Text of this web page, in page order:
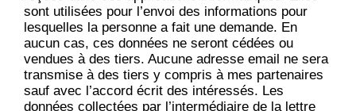
sont utilisées pour l’envoi des informations pour
lesquelles la personne a fait une demande. En
aucun cas, ces données ne seront cédées ou
vendues à des tiers. Aucune adresse email ne sera
transmise à des tiers y compris à mes partenaires
sauf avec l’accord écrit des intéressés. Les
données collectées par l’intermédiaire de la lettre